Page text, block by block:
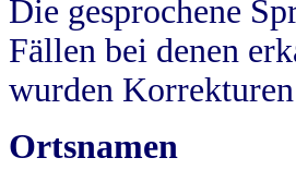
Die gesprochene
Fällen bei denen
wurden
Ortsnamen